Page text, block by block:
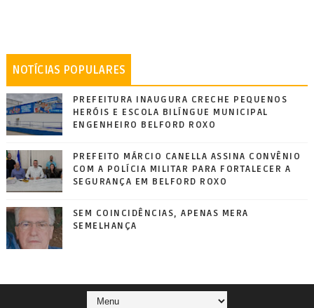
NOTÍCIAS POPULARES
PREFEITURA INAUGURA CRECHE PEQUENOS
HERÓIS E ESCOLA BILÍNGUE MUNICIPAL
ENGENHEIRO BELFORD ROXO
PREFEITO MÁRCIO CANELLA ASSINA CONVÊNIO
COM A POLÍCIA MILITAR PARA FORTALECER A
SEGURANÇA EM BELFORD ROXO
SEM COINCIDÊNCIAS, APENAS MERA
SEMELHANÇA